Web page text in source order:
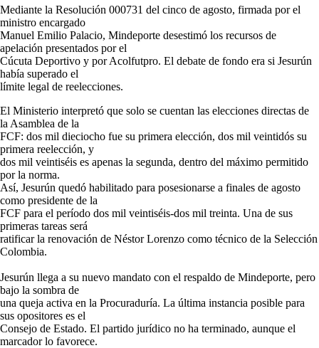
Mediante la Resolución 000731 del cinco de agosto, firmada por el
ministro encargado
Manuel Emilio Palacio, Mindeporte desestimó los recursos de
apelación presentados por el
Cúcuta Deportivo y por Acolfutpro. El debate de fondo era si Jesurún
había superado el
límite legal de reelecciones.
El Ministerio interpretó que solo se cuentan las elecciones directas de
la Asamblea de la
FCF: dos mil dieciocho fue su primera elección, dos mil veintidós su
primera reelección, y
dos mil veintiséis es apenas la segunda, dentro del máximo permitido
por la norma.
Así, Jesurún quedó habilitado para posesionarse a finales de agosto
como presidente de la
FCF para el período dos mil veintiséis-dos mil treinta. Una de sus
primeras tareas será
ratificar la renovación de Néstor Lorenzo como técnico de la Selección
Colombia.
Jesurún llega a su nuevo mandato con el respaldo de Mindeporte, pero
bajo la sombra de
una queja activa en la Procuraduría. La última instancia posible para
sus opositores es el
Consejo de Estado. El partido jurídico no ha terminado, aunque el
marcador lo favorece.